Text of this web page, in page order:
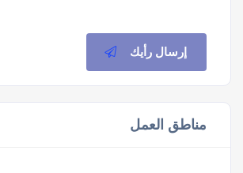
إرسال رأيك
مناطق العمل